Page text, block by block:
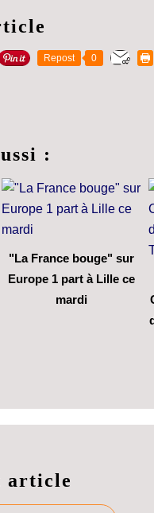
Repost 0
:
"La France bouge" sur
Europe 1 part à Lille ce
mardi
article